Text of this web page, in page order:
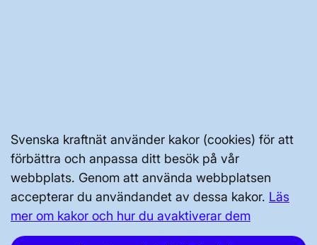
Svenska kraftnät använder kakor (cookies) för att
förbättra och anpassa ditt besök på vår
webbplats. Genom att använda webbplatsen
accepterar du användandet av dessa kakor. Läs
mer om kakor och hur du avaktiverar dem
GENVÄGAR
Kontakta oss
Press och nyheter